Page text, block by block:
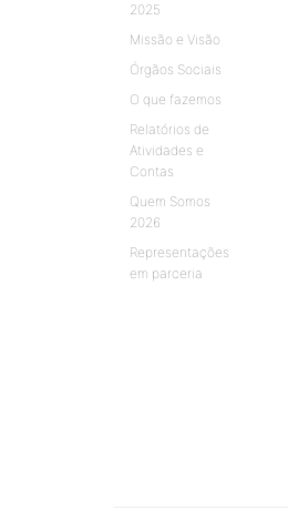
2025
Missão e Visão
Órgãos Sociais
O que fazemos
Relatórios de
Atividades e
Contas
Quem Somos
2026
Representações
em parceria